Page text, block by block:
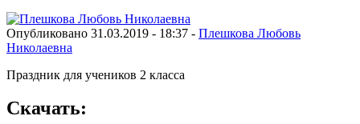
Опубликовано 31.03.2019 - 18:37 - Плешкова Любовь
Николаевна
Праздник для учеников 2 класса
Скачать: